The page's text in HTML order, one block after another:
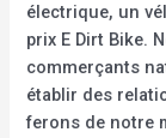
électrique, un
prix E Dirt Bike.
commerçants
établir des
ferons de notre